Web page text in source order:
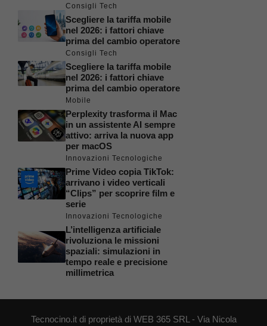
Consigli Tech
Scegliere la tariffa mobile
nel 2026: i fattori chiave
prima del cambio operatore
Consigli Tech
Scegliere la tariffa mobile
nel 2026: i fattori chiave
prima del cambio operatore
Mobile
Perplexity trasforma il Mac
in un assistente AI sempre
attivo: arriva la nuova app
per macOS
Innovazioni Tecnologiche
Prime Video copia TikTok:
arrivano i video verticali
“Clips” per scoprire film e
serie
Innovazioni Tecnologiche
L’intelligenza artificiale
rivoluziona le missioni
spaziali: simulazioni in
tempo reale e precisione
millimetrica
Tecnocino.it di proprietà di WEB 365 SRL - Via Nicola